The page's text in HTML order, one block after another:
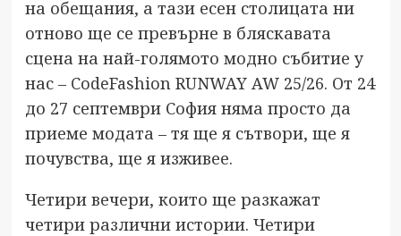
на обещания, а тази есен столицата ни
отново ще се превърне в бляскавата
сцена на най-голямото модно събитие у
нас – CodeFashion RUNWAY AW 25/26. От 24
до 27 септември София няма просто да
приеме модата – тя ще я сътвори, ще я
почувства, ще я изживее.
Четири вечери, които ще разкажат
четири различни истории. Четири